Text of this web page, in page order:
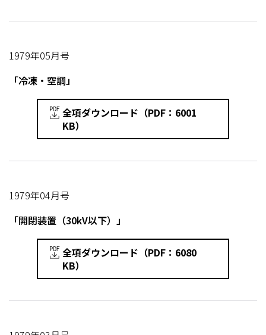
1979年05月号
「冷凍・空調」
全項ダウンロード（PDF：6001
KB）
1979年04月号
「開閉装置（30kV以下）」
全項ダウンロード（PDF：6080
KB）